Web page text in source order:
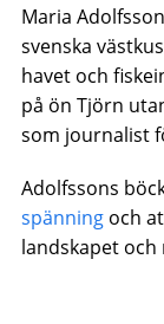
Maria
svenska
havet och
på ön Tjörn
som journalist
Adolfssons
spänningoch
landskapet